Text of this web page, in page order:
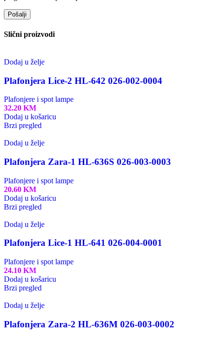
Slični proizvodi
Dodaj u želje
Plafonjera Lice-2 HL-642 026-002-0004
Plafonjere i spot lampe
32.20 KM
Dodaj u košaricu
Brzi pregled
Dodaj u želje
Plafonjera Zara-1 HL-636S 026-003-0003
Plafonjere i spot lampe
20.60 KM
Dodaj u košaricu
Brzi pregled
Dodaj u želje
Plafonjera Lice-1 HL-641 026-004-0001
Plafonjere i spot lampe
24.10 KM
Dodaj u košaricu
Brzi pregled
Dodaj u želje
Plafonjera Zara-2 HL-636M 026-003-0002